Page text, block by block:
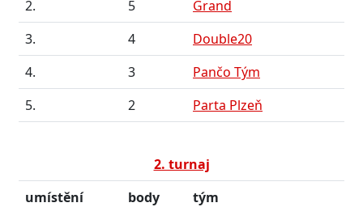
2.
5
Grand
3.
4
Double20
4.
3
Pančo Tým
5.
2 Parta Plzeň
2. turnaj
umístění
body
tým